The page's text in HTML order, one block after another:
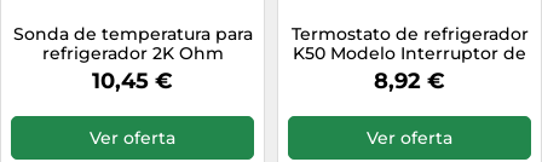
Sonda de temperatura para
refrigerador 2K Ohm
Sensor de descongelación
para Midea para rongsheng
de enfriamiento 90cm
Cable flexible
10,45 €
Ver oferta
Termostato de refrigerador
K50 Modelo Interruptor de
Control de Temperatura
para Refrigerador
250V 90cm Longitud
8,92 €
Ver oferta